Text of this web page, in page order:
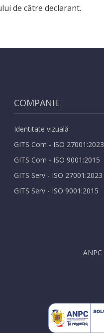
de către declarant.
COMPANIE
Identitate vizuală
GITS Com - ISO 27001:2023
GITS Com - ISO 9001:2015
GITS Serv - ISO 27001:2023
GITS Serv - ISO 9001:2015
ANPC